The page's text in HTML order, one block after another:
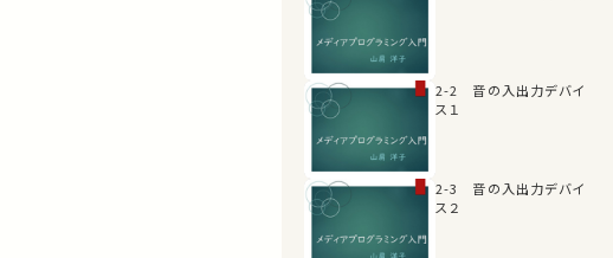
2-2 音の入出力デバイ
ス１
2-3 音の入出力デバイ
ス２